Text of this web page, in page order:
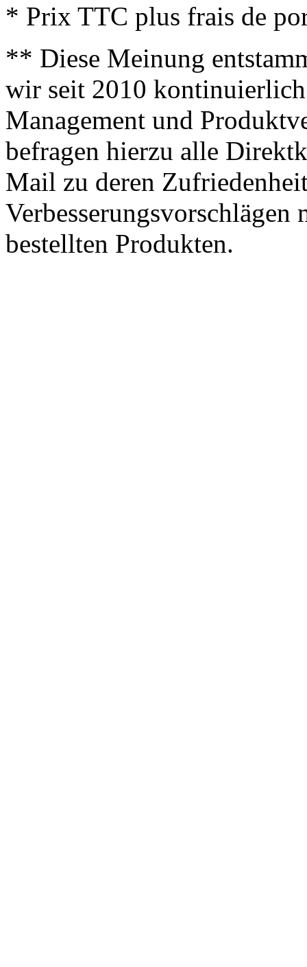
* Prix TTC plus frais de
** Diese Meinung
wir seit 2010
Management und
befragen hierzu alle
Mail zu deren
bestellten Produkten.